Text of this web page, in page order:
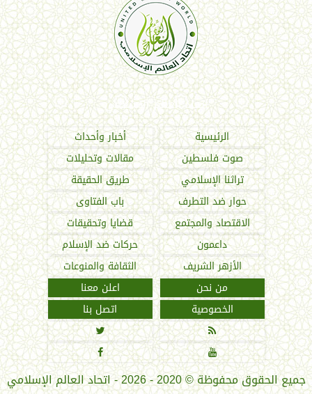
اتحاد العالم الإسلامي
الرئيسية
أخبار وأحداث
صوت فلسطين
مقالات وتحليلات
تراثنا الإسلامي
طريق الحقيقة
حوار ضد التطرف
باب الفتاوى
الاقتصاد والمجتمع
قضايا وتحقيقات
داعمون
حركات ضد الإسلام
الأزهر الشريف
الثقافة والمنوعات
من نحن
اعلن معنا
الخصوصية
اتصل بنا




جميع الحقوق محفوظة©2020 - 2026 - اتحاد العالم الإسلامي